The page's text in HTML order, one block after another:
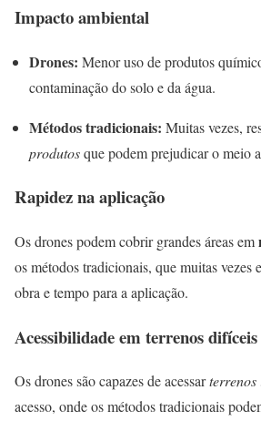
Impacto ambiental
Drones: Menor uso de produtos
contaminação do solo e da água.
Métodos tradicionais: Muitas vezes,
produtosque podem prejudicar o meio
Rapidez na aplicação
Os drones podem cobrir grandes áreas em
os métodos tradicionais, que muitas vezes
obra e tempo para a aplicação.
Acessibilidade em terrenos difíceis
Os drones são capazes de acessarterrenos
acesso, onde os métodos tradicionais